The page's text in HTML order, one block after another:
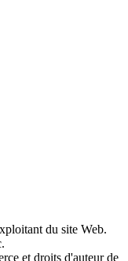
du site Web.
et droits d'auteur de